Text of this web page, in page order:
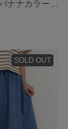
SOLD OUT